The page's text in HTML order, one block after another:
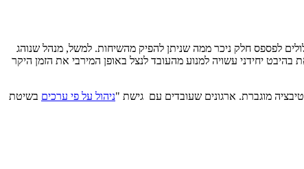
עם עובדיהם, נוהגים להתמקד בהיבט יחידני ובכך עלולים לפספס חלק ניכר ממה שניתן להפיק מהשיחות. למשל, מנהל שנוהג
יחידני עשויה למנוע מהעובד לנצל באופן המירבי את הזמן היקר
מוגברת. ארגונים שעובדים עם גישת "ניהול על פי ערכים בשיטת